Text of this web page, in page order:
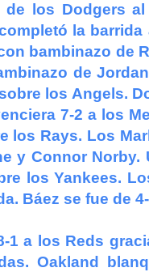
los Dodgers
la
bambinazo de
de
los Angels.
7-2 a los
los Rays. Los
y Connor
los Yankees.
Báez se fue de
a los Reds
Oakland